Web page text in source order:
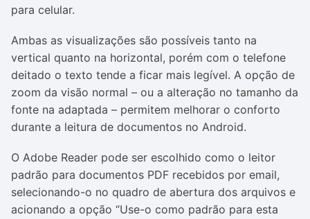
para celular.
Ambas as visualizações são possíveis tanto na
vertical quanto na horizontal, porém com o telefone
deitado o texto tende a ficar mais legível. A opção de
zoom da visão normal – ou a alteração no tamanho da
fonte na adaptada – permitem melhorar o conforto
durante a leitura de documentos no Android.
O Adobe Reader pode ser escolhido como o leitor
padrão para documentos PDF recebidos por email,
selecionando-o no quadro de abertura dos arquivos e
acionando a opção “Use-o como padrão para esta